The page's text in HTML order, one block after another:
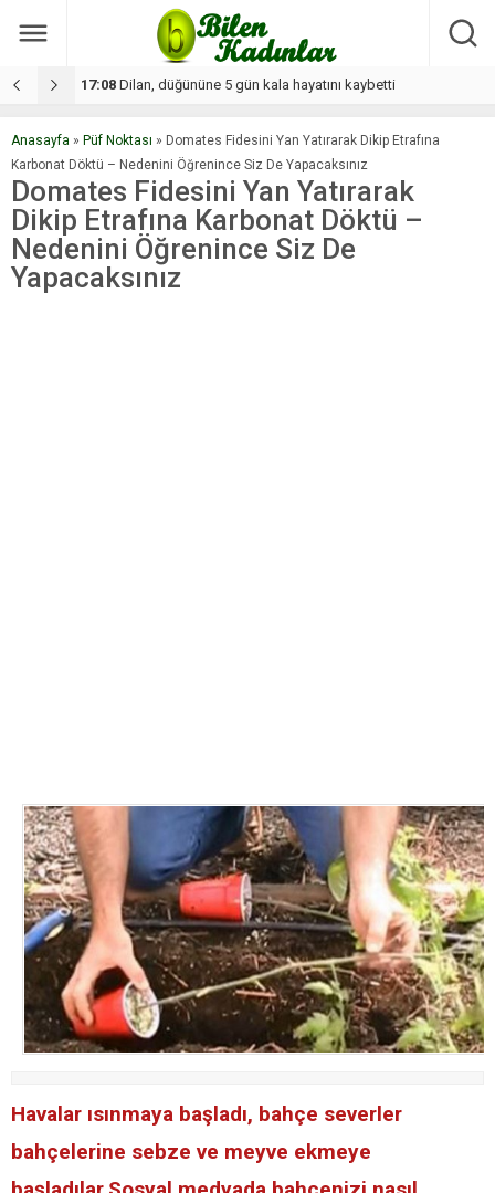
17:08 Dilan, düğününe 5 gün kala hayatını kaybetti
Anasayfa » Püf Noktası » Domates Fidesini Yan Yatırarak Dikip Etrafına
Karbonat Döktü – Nedenini Öğrenince Siz De Yapacaksınız
Domates Fidesini Yan Yatırarak
Dikip Etrafına Karbonat Döktü –
Nedenini Öğrenince Siz De
Yapacaksınız
Havalar ısınmaya başladı, bahçe severler
bahçelerine sebze ve meyve ekmeye